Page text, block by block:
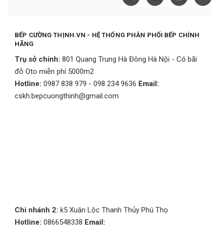
BẾP CƯỜNG THỊNH.VN - HỆ THỐNG PHÂN PHỐI BẾP CHÍNH
HÃNG
Trụ sở chính: 801 Quang Trung Hà Đông Hà Nội - Có bãi
đỗ Oto miễn phí 5000m2
Hotline: 0987 838 979 - 098 234 9636 Email:
cskh.bepcuongthinh@gmail.com
Chi nhánh 2: k5 Xuân Lộc Thanh Thủy Phú Thọ
Hotline: 0866548338 Email: